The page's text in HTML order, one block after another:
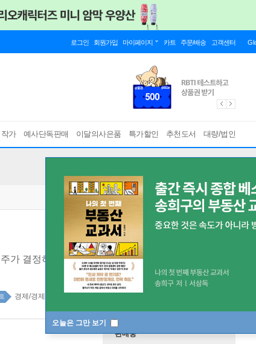
로그인 회원가입 마이페이지 카트 주문/배송 고객센터
가 예사단독판매 이달의사은품 특가할인 추천도서 대량/법인
오늘은 그만 보기
주가 결정하는 한국의 미래
경제/경제학 top100 4주
판매중